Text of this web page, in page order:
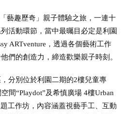
藝趣歷奇」親子體驗之旅，一連十
活動環節，當中最曯目必定是利園
ARTventure，透過各個藝術工作
們的創造力，締造歡樂親子時刻。
分別位於利園二期的2樓兒童專
間“Playdot”及希慎廣場 4樓Urban
工作坊，內容涵蓋視藝手工、互動